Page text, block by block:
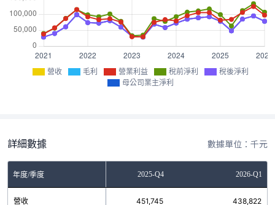
營收 毛利 營業利益 稅前淨利
稅後淨利
母公司業主淨利
詳細數據 數據單位：千元
年度/季度2025-Q3 2025-Q4 2026-Q1
營收 451,745 438,822